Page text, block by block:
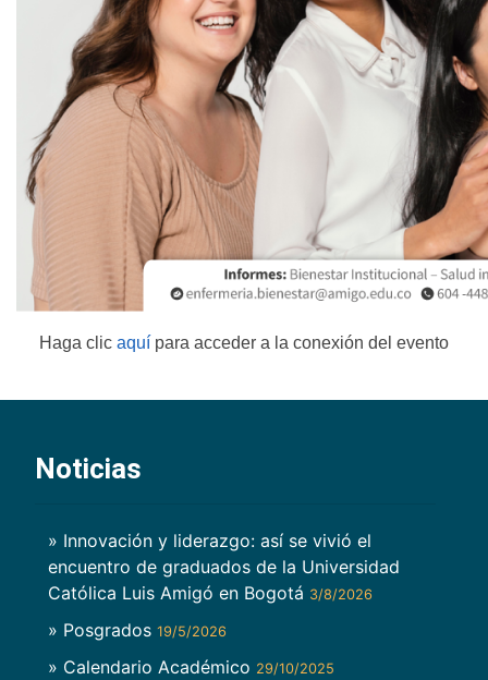
Haga clic aquí para acceder a la conexión del evento
Noticias
» Innovación y liderazgo: así se vivió el
encuentro de graduados de la Universidad
Católica Luis Amigó en Bogotá 3/8/2026
» Posgrados 19/5/2026
» Calendario Académico 29/10/2025